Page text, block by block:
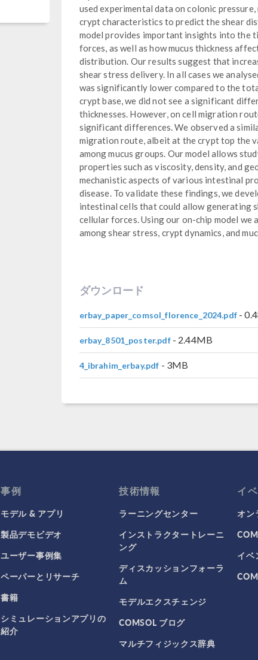
used experimental data on colonic
crypt characteristics to predict the shear
model provides important insights into the
forces, as well as how mucus thickness
distribution. Our results suggest that
shear stress delivery. In all cases we
was significantly lower compared to the
crypt base, we did not see a significant
thicknesses. However, on cell migration
significant differences. We observed a
migration route, albeit at the crypt top the
among mucus groups. Our model allows
properties such as viscosity, density, and
mechanistic aspects of various intestinal
disease. To validate these findings, we
intestinal cells that could allow generating
cellular forces. Using our on-chip model we
among shear stress, crypt dynamics, and
ダウンロード
erbay_paper_comsol_florence_2024.pdf-
erbay_8501_poster.pdf- 2.44MB
4_ibrahim_erbay.pdf - 3MB
事例
モデル & アプリ
製品デモビデオ
ユーザー事例集
ペーパーとリサーチ
書籍
シミュレーションアプリの
紹介
技術情報
ラーニングセンター
インストラクタートレーニ
ング
ディスカッションフォーラ
ム
モデルエクスチェンジ
COMSOL ブログ
マルチフィジックス辞典
イ
オン
イベ